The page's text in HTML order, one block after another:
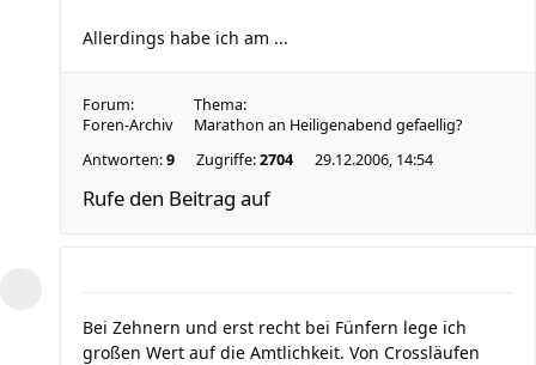
Allerdings habe ich am ...
Forum:
Foren-Archiv
Thema:
Marathon an Heiligenabend gefaellig?
Antworten:9 Zugriffe:2704 29.12.2006, 14:54
Rufe den Beitrag auf
Bei Zehnern und erst recht bei Fünfern lege ich
großen Wert auf die Amtlichkeit. Von Crossläufen